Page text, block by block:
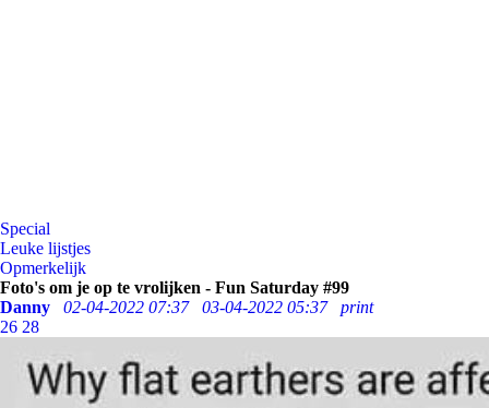
Special
Leuke lijstjes
Opmerkelijk
Foto's om je op te vrolijken - Fun Saturday #99
Danny
02-04-2022 07:37 03-04-2022 05:37
print
26 28